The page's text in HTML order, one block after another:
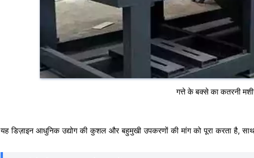
गत्ते के बक्से का कतरनी
यह डिज़ाइन आधुनिक उद्योग की कुशल और बहुमुखी उपकरणों की मांग को पूरा करता है,